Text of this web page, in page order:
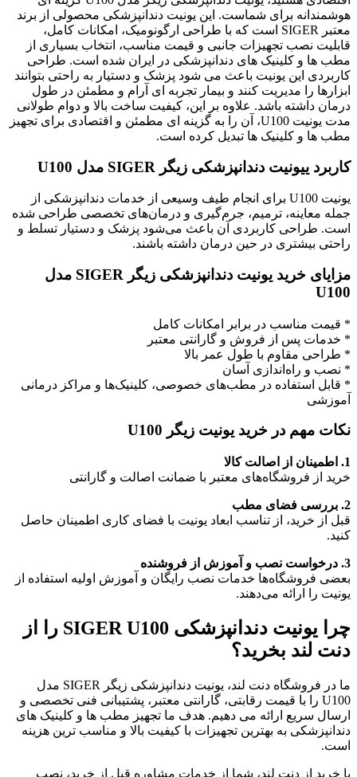
هوشمندانه برای شماست. این یونیت دندانپزشکی محصولی از برند
معتبر SIGER است که با طراحی ارگونومیک، امکانات کامل،
قابلیت نصب تجهیزات جانبی و قیمت مناسب، انتخاب بسیاری از
مطب ها و کلینیک های دندانپزشکی در ایران شده است. طراحی
کاربردی این یونیت باعث می شود پزشک و دستیار به راحتی بتوانند
ابزارها را مدیریت کنند و بیمار تجربه ای آرام و مطمئن در طول
درمان داشته باشد. علاوه بر این، کیفیت ساخت بالا و دوام طولانی
مدت یونیت U100، آن را به گزینه ای مطمئن و اقتصادی برای تجهیز
مطب ها و کلینیک ها تبدیل کرده است.
کاربرد ییونیت دندانپزشکی زیگر SIGER مدل U100
یونیت U100 برای انجام طیف وسیعی از خدمات دندانپزشکی از
جمله معاینه، ترمیم، جرم‌گیری و درمان‌های تخصصی طراحی شده
است. طراحی کاربردی آن باعث می‌شود پزشک و دستیار تسلط و
راحتی بیشتری در حین درمان داشته باشند.
مزایای خرید یونیت دندانپزشکی زیگر SIGER مدل
U100
* قیمت مناسب در برابر امکانات کامل
* خدمات پس از فروش و گارانتی معتبر
* طراحی مقاوم با طول عمر بالا
* نصب و راه‌اندازی آسان
* قابل استفاده در مطب‌های خصوصی، کلینیک‌ها و مراکز درمانی
آموزشی
نکات مهم در خرید یونیت زیگر U100
1. اطمینان از اصالت کالا
خرید از فروشگاه‌های معتبر با ضمانت اصالت و گارانتی
2. بررسی فضای مطب
قبل از خرید، از تناسب ابعاد یونیت با فضای کاری اطمینان حاصل
کنید.
3. درخواست نصب و آموزش از فروشنده
بعضی فروشگاه‌ها خدمات نصب رایگان و آموزش اولیه استفاده از
یونیت را ارائه می‌دهند.
چرا یونیت دندانپزشکی SIGER U100 را از
دنت لند بخرید؟
ما در فروشگاه دنت لند، یونیت دندانپزشکی زیگر SIGER مدل
U100 را با قیمت رقابتی، گارانتی معتبر، پشتیبانی فنی تخصصی و
ارسال سریع ارائه می دهیم. هدف ما تجهیز مطب ها و کلینیک های
دندانپزشکی به بهترین تجهیزات با کیفیت بالا و مناسب ترین هزینه
است.
با خرید از دنت لند، شما از خدمات مشاوره قبل از خرید، نصب